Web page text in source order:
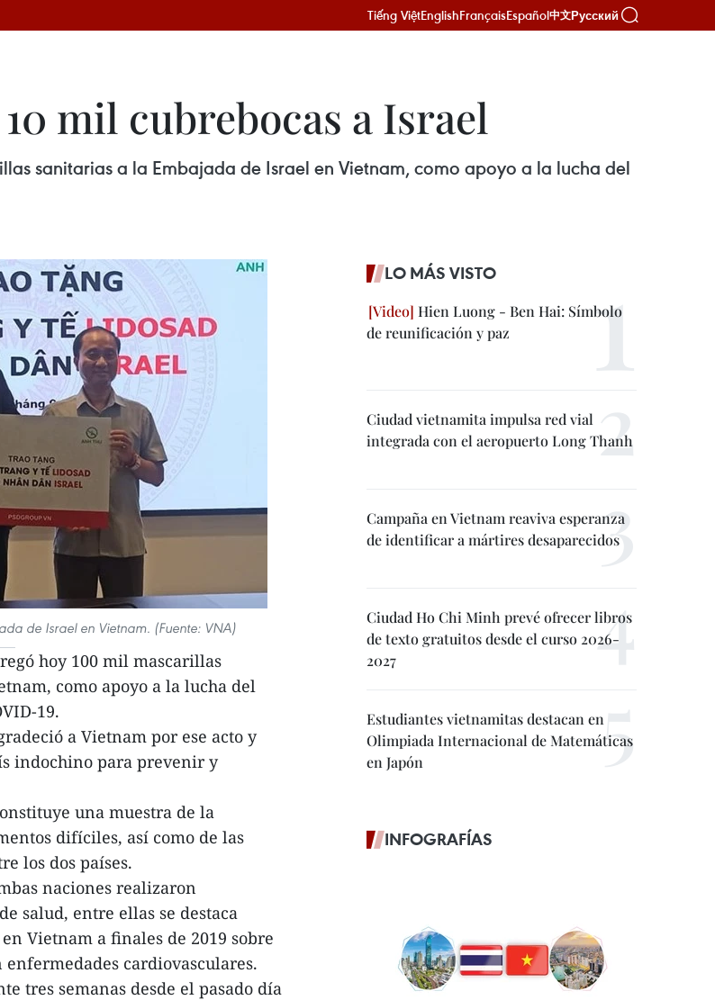
Tiếng ViệtEnglishFrançaisEspañol中文Русский
mil cubrebocas a Israel
sanitarias a la Embajada de Israel en Vietnam, como apoyo a la lucha del
de Israel en Vietnam. (Fuente: VNA)
hoy 100 mil mascarillas
como apoyo a la lucha del
19.
a Vietnam por ese acto y
indochino para prevenir y
una muestra de la
difíciles, así como de las
los dos países.
naciones realizaron
salud, entre ellas se destaca
Vietnam a finales de 2019 sobre
cardiovasculares.
tres semanas desde el pasado día
LO MÁS VISTO
Hien Luong - Ben Hai: Símbolo
de reunificación y paz
Ciudad vietnamita impulsa red vial
integrada con el aeropuerto Long Thanh
Campaña en Vietnam reaviva esperanza
de identificar a mártires desaparecidos
Ciudad Ho Chi Minh prevé ofrecer libros
de texto gratuitos desde el curso 2026-
2027
Estudiantes vietnamitas destacan en
Olimpiada Internacional de Matemáticas
en Japón
INFOGRAFÍAS